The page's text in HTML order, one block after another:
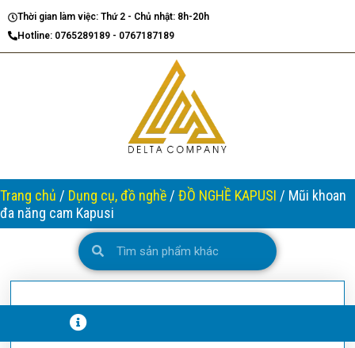
tới
nội
Thời gian làm việc: Thứ 2 - Chủ nhật: 8h-20h
Hotline: 0765289189 - 0767187189
Trang chủ / Dụng cụ, đồ nghề/ ĐỒ NGHỀ KAPUSI / Mũi khoan
đa năng cam Kapusi
SearchSearch